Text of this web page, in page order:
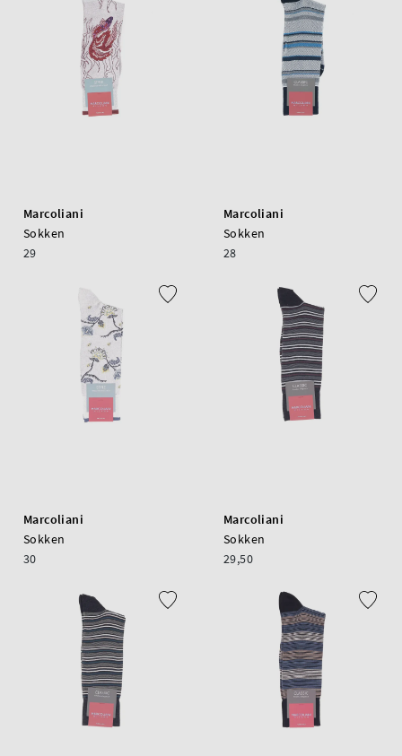
Marcoliani
Sokken
29
Marcoliani
Sokken
28
Marcoliani
Sokken
30
Marcoliani
Sokken
29,50